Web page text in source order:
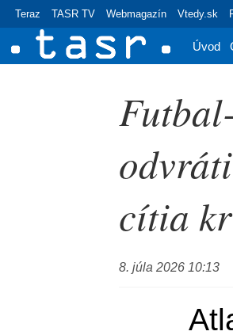
Teraz TASR TV Webmagazín Vtedy.sk
Úvod
cítia
8. júla 2026 10:13